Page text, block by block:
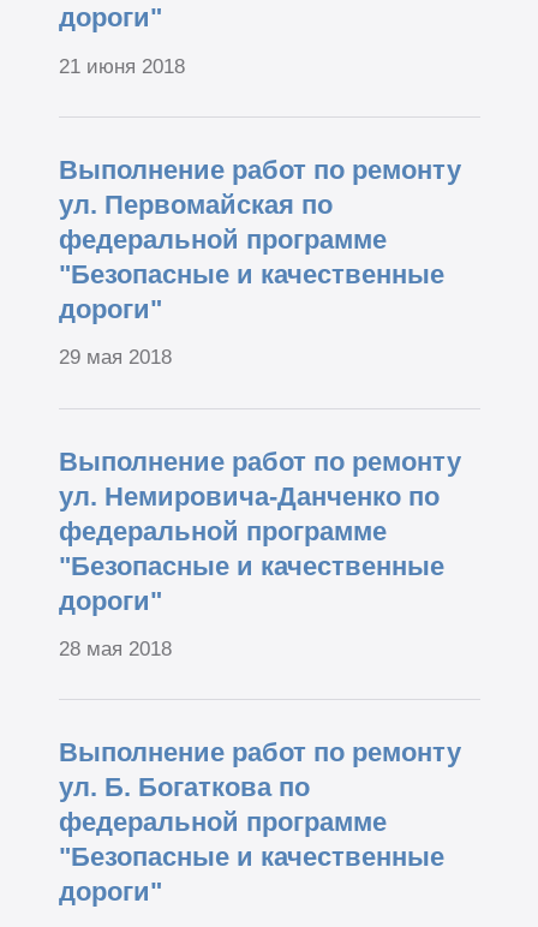
дороги"
21 июня 2018
Выполнение работ по ремонту
ул. Первомайская по
федеральной программе
"Безопасные и качественные
дороги"
29 мая 2018
Выполнение работ по ремонту
ул. Немировича-Данченко по
федеральной программе
"Безопасные и качественные
дороги"
28 мая 2018
Выполнение работ по ремонту
ул. Б. Богаткова по
федеральной программе
"Безопасные и качественные
дороги"